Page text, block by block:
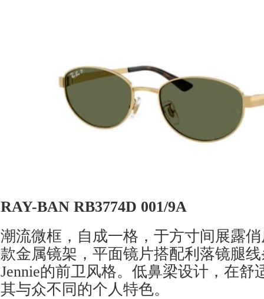
RAY-BAN RB3774D 001/9A
潮流微框，自成一格，于方寸间展露
款金属镜架，平面镜片搭配利落镜腿
Jennie的前卫风格。低鼻梁设计，在舒
其与众不同的个人特色。